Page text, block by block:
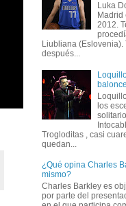
Luka
Madrid
2012.
Liubliana (Eslovenia).
después...
los
Trogloditas , casi
quedan...
¿Qué opina Charles
mismo?
Charles Barkley es
por parte del